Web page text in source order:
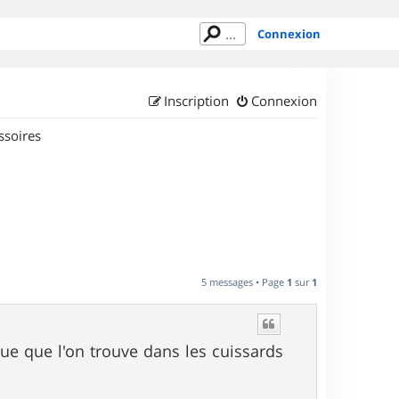
Connexion
Connexion
Inscription
5 messages • Page 1 sur 1
que l'on trouve dans les cuissards